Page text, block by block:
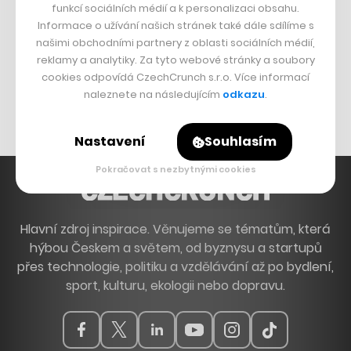
DESIGN
Bomma není tichá
Originální hodinky
Nábytek z betonu
Hlavní zdroj inspirace. Věnujeme se tématům, která
hýbou Českem a světem, od byznysu a startupů
přes technologie, politiku a vzdělávání až po bydlení,
sport, kulturu, ekologii nebo dopravu.
funkcí sociálních médií a k personalizaci obsahu.
Informace o užívání našich stránek také dále sdílíme s
našimi obchodními partnery z oblasti sociálních médií,
reklamy a analytiky. Za tyto webové stránky a soubory
cookies odpovídá CzechCrunch s.r.o. Více informací
naleznete na následujícím odkazu.
Nastavení Souhlasím
Pokračovat s nezbytnými cookies